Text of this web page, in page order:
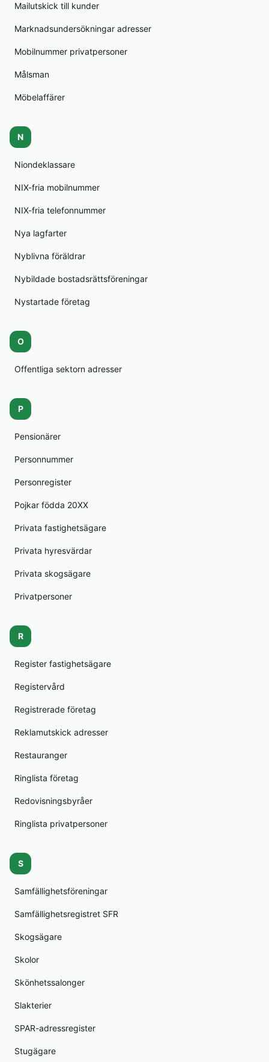
Mailutskick till kunder
Marknadsundersökningar adresser
Mobilnummer privatpersoner
Målsman
Möbelaffärer
N
Niondeklassare
NIX-fria mobilnummer
NIX-fria telefonnummer
Nya lagfarter
Nyblivna föräldrar
Nybildade bostadsrättsföreningar
Nystartade företag
O
Offentliga sektorn adresser
P
Pensionärer
Personnummer
Personregister
Pojkar födda 20XX
Privata fastighetsägare
Privata hyresvärdar
Privata skogsägare
Privatpersoner
R
Register fastighetsägare
Registervård
Registrerade företag
Reklamutskick adresser
Restauranger
Ringlista företag
Redovisningsbyråer
Ringlista privatpersoner
S
Samfällighetsföreningar
Samfällighetsregistret SFR
Skogsägare
Skolor
Skönhetssalonger
Slakterier
SPAR-adressregister
Stugägare